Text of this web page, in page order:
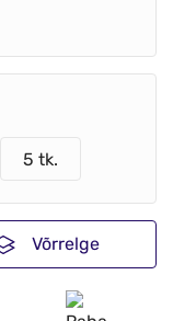
5 tk.
Võrrelge